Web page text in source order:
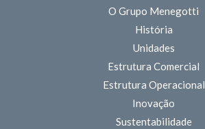
O Grupo Menegotti
História
Unidades
Estrutura Comercial
Estrutura Operacional
Inovação
Sustentabilidade